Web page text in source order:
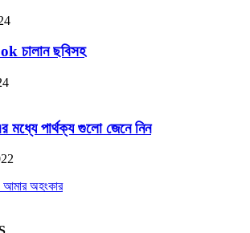
চালান ছবিসহ
পার্থক্য গুলো জেনে নিন
অহংকার